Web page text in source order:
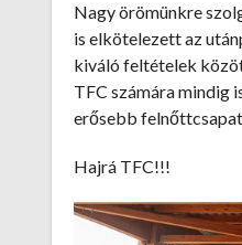
Nagy örömünkre
is elkötelezett az
kiváló feltételek
TFC számára mindig
erősebb
Hajrá TFC!!!